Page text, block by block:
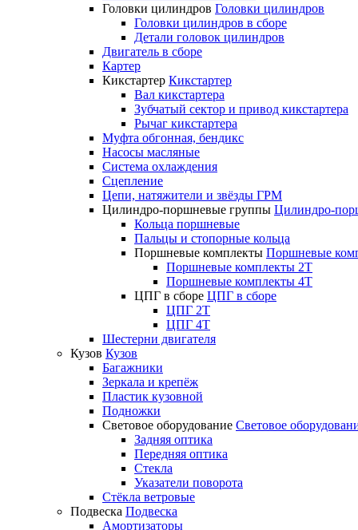
Головки цилиндров Головки цилиндров
Головки цилиндров в сборе
Детали головок цилиндров
Двигатель в сборе
Картер
Кикстартер Кикстартер
Вал кикстартера
Зубчатый сектор и привод кикстартера
Рычаг кикстартера
Муфта обгонная, бендикс
Насосы масляные
Система охлаждения
Сцепление
Цепи, натяжители и звёзды ГРМ
Цилиндро-поршневые группы Цилиндро-
Кольца поршневые
Пальцы и стопорные кольца
Поршневые комплекты Поршневые
Поршневые комплекты 2T
Поршневые комплекты 4T
ЦПГ в сборе ЦПГ в сборе
ЦПГ 2T
ЦПГ 4T
Шестерни двигателя
Кузов Кузов
Багажники
Зеркала и крепёж
Пластик кузовной
Подножки
Световое оборудование Световое
Задняя оптика
Передняя оптика
Стекла
Указатели поворота
Стёкла ветровые
Подвеска Подвеска
Амортизаторы